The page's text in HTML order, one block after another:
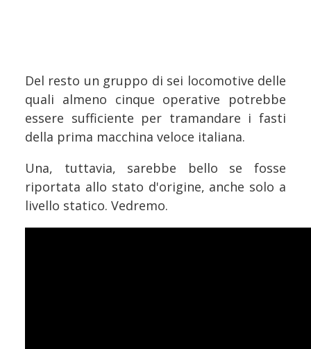
Del resto un gruppo di sei locomotive delle
quali almeno cinque operative potrebbe
essere sufficiente per tramandare i fasti
della prima macchina veloce italiana.
Una, tuttavia, sarebbe bello se fosse
riportata allo stato d'origine, anche solo a
livello statico. Vedremo.